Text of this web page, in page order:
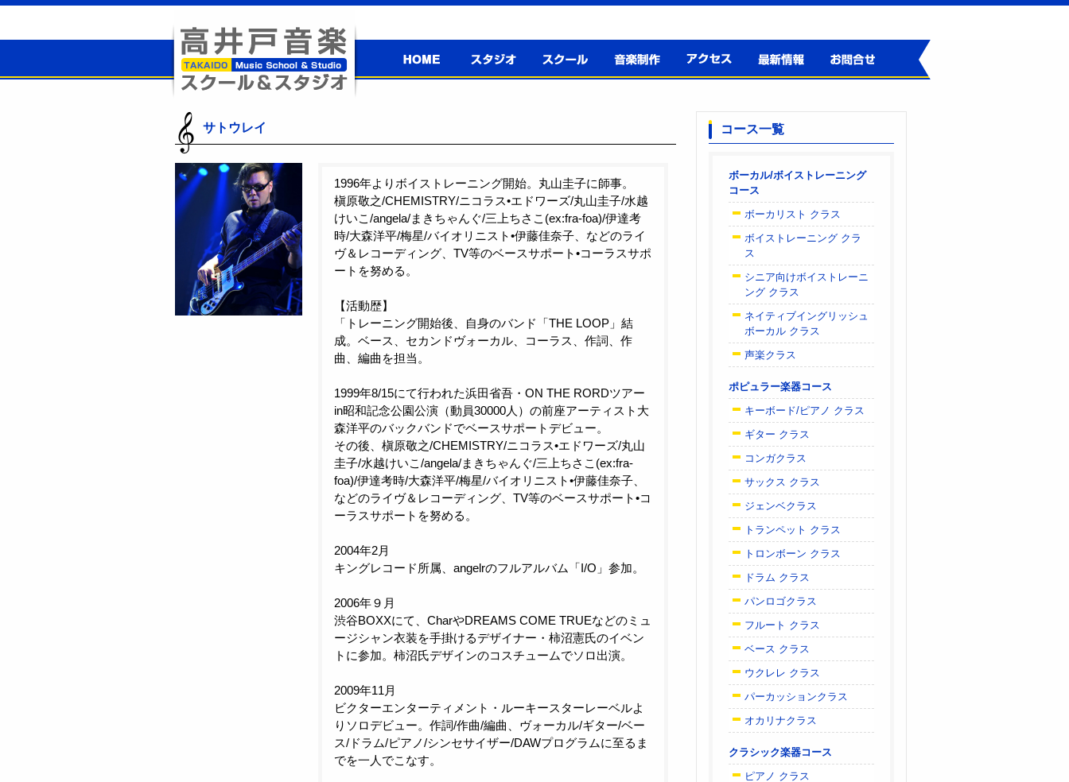
高井戸音楽スクール＆スタジオ
サトウレイ
1996年よりボイストレーニング開始。丸山圭子に師事。
槇原敬之/CHEMISTRY/ニコラス•エドワーズ/丸山圭子/水越
けいこ/angela/まきちゃんぐ/三上ちさこ(ex:fra-foa)/伊達考
時/大森洋平/梅星/バイオリニスト•伊藤佳奈子、などのライ
ヴ＆レコーディング、TV等のベースサポート•コーラスサポ
ートを努める。
【活動歴】
「トレーニング開始後、自身のバンド「THE LOOP」結
成。ベース、セカンドヴォーカル、コーラス、作詞、作
曲、編曲を担当。
1999年8/15にて行われた浜田省吾・ON THE RORDツアー
in昭和記念公園公演（動員30000人）の前座アーティスト大
森洋平のバックバンドでベースサポートデビュー。
その後、槇原敬之/CHEMISTRY/ニコラス•エドワーズ/丸山
圭子/水越けいこ/angela/まきちゃんぐ/三上ちさこ(ex:fra-
foa)/伊達考時/大森洋平/梅星/バイオリニスト•伊藤佳奈子、
などのライヴ＆レコーディング、TV等のベースサポート•コ
ーラスサポートを努める。
2004年2月
キングレコード所属、angelrのフルアルバム「I/O」参加。
2006年９月
渋谷BOXXにて、CharやDREAMS COME TRUEなどのミュ
ージシャン衣装を手掛けるデザイナー・柿沼憲氏のイベン
トに参加。柿沼氏デザインのコスチュームでソロ出演。
2009年11月
ビクターエンターティメント・ルーキースターレーベルよ
りソロデビュー。作詞/作曲/編曲、ヴォーカル/ギター/ベー
ス/ドラム/ピアノ/シンセサイザー/DAWプログラムに至るま
でを一人でこなす。
コース一覧
ボーカル/ボイストレーニング
コース
ボーカリスト クラス
ボイストレーニング クラ
ス
シニア向けボイストレーニ
ング クラス
ネイティブイングリッシュ
ボーカル クラス
声楽クラス
ポピュラー楽器コース
キーボード/ピアノ クラス
ギター クラス
コンガクラス
サックス クラス
ジェンベクラス
トランペット クラス
トロンボーン クラス
ドラム クラス
パンロゴクラス
フルート クラス
ベース クラス
ウクレレ クラス
パーカッションクラス
オカリナクラス
クラシック楽器コース
ピアノ クラス